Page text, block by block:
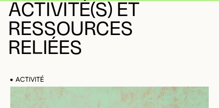
ACTIVITÉ(S) ET
RESSOURCES
RELIÉES
ACTIVITÉ